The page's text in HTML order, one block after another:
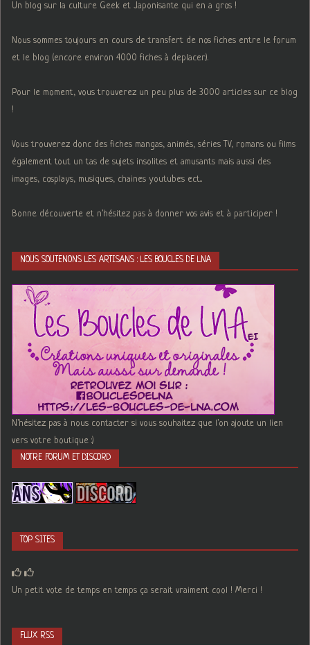
Un blog sur la culture Geek et Japonisante qui en a gros !
Nous sommes toujours en cours de transfert de nos fiches entre le forum
et le blog (encore environ 4000 fiches à deplacer).
Pour le moment, vous trouverez un peu plus de 3000 articles sur ce blog
!
Vous trouverez donc des fiches mangas, animés, séries TV, romans ou films
également tout un tas de sujets insolites et amusants mais aussi des
images, cosplays, musiques, chaines youtubes ect...
Bonne découverte et n'hésitez pas à donner vos avis et à participer !
NOUS SOUTENONS LES ARTISANS : LES BOUCLES DE LNA
N'hésitez pas à nous contacter si vous souhaitez que l'on ajoute un lien
vers votre boutique :)
NOTRE FORUM ET DISCORD
TOP SITES
Un petit vote de temps en temps ça serait vraiment cool ! Merci !
FLUX RSS